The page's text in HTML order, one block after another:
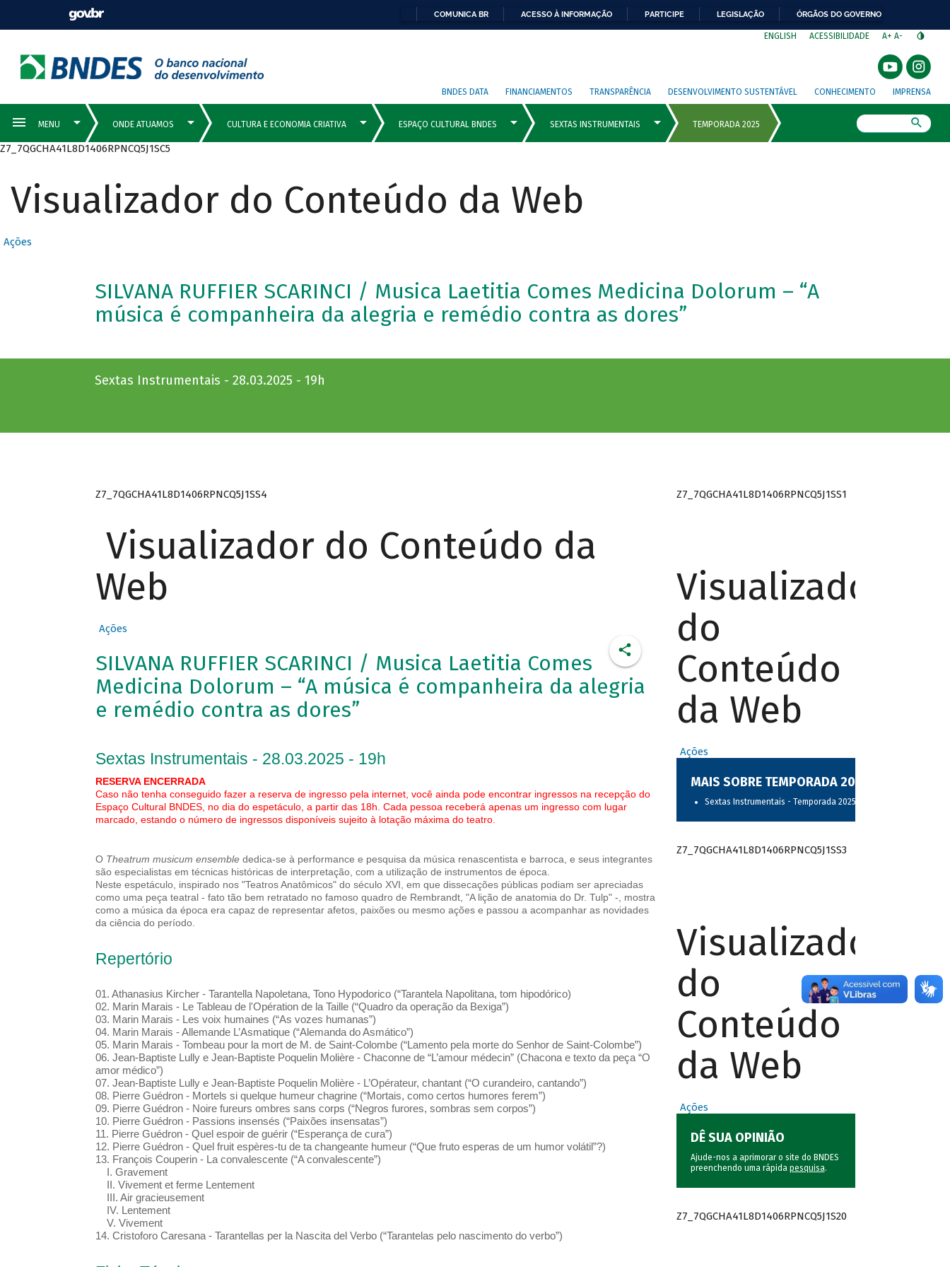
COMUNICA BR ACESSO À INFORMAÇÃO PARTICIPE LEGISLAÇÃO ÓRGÃOS DO GOVERNO
ENGLISH ACESSIBILIDADE A+ A-
BNDES DATA FINANCIAMENTOS TRANSPARÊNCIA DESENVOLVIMENTO SUSTENTÁVEL CONHECIMENTO IMPRENSA
Z7_7QGCHA41L8D1406RPNCQ5J1SC5
Visualizador do Conteúdo da Web
Ações
SILVANA RUFFIER SCARINCI / Musica Laetitia Comes Medicina Dolorum – “A
música é companheira da alegria e remédio contra as dores”
Sextas Instrumentais - 28.03.2025 - 19h
Z7_7QGCHA41L8D1406RPNCQ5J1SS4
Visualizador do Conteúdo da
Web
Ações
SILVANA RUFFIER SCARINCI / Musica Laetitia Comes
Medicina Dolorum – “A música é companheira da alegria
e remédio contra as dores”
Sextas Instrumentais - 28.03.2025 - 19h
RESERVA ENCERRADA
Caso não tenha conseguido fazer a reserva de ingresso pela internet, você ainda pode encontrar ingressos na recepção do
Espaço Cultural BNDES, no dia do espetáculo, a partir das 18h. Cada pessoa receberá apenas um ingresso com lugar
marcado, estando o número de ingressos disponíveis sujeito à lotação máxima do teatro.
O Theatrum musicum ensemblededica-se à performance e pesquisa da música renascentista e barroca, e seus integrantes
são especialistas em técnicas históricas de interpretação, com a utilização de instrumentos de época.
Neste espetáculo, inspirado nos "Teatros Anatômicos" do século XVI, em que dissecações públicas podiam ser apreciadas
como uma peça teatral - fato tão bem retratado no famoso quadro de Rembrandt, "A lição de anatomia do Dr. Tulp" -, mostra
como a música da época era capaz de representar afetos, paixões ou mesmo ações e passou a acompanhar as novidades
da ciência do período.
Repertório
01. Athanasius Kircher - Tarantella Napoletana, Tono Hypodorico (“Tarantela Napolitana, tom hipodórico)
02. Marin Marais - Le Tableau de l'Opération de la Taille (“Quadro da operação da Bexiga”)
03. Marin Marais - Les voix humaines (“As vozes humanas”)
04. Marin Marais - Allemande L’Asmatique (“Alemanda do Asmático”)
05. Marin Marais - Tombeau pour la mort de M. de Saint-Colombe (“Lamento pela morte do Senhor de Saint-Colombe”)
06. Jean-Baptiste Lully e Jean-Baptiste Poquelin Molière - Chaconne de “L’amour médecin” (Chacona e texto da peça “O
amor médico”)
07. Jean-Baptiste Lully e Jean-Baptiste Poquelin Molière - L’Opérateur, chantant (“O curandeiro, cantando”)
08. Pierre Guédron - Mortels si quelque humeur chagrine (“Mortais, como certos humores ferem”)
09. Pierre Guédron - Noire fureurs ombres sans corps (“Negros furores, sombras sem corpos”)
10. Pierre Guédron - Passions insensés (“Paixões insensatas”)
11. Pierre Guédron - Quel espoir de guérir (“Esperança de cura”)
12. Pierre Guédron - Quel fruit espères-tu de ta changeante humeur (“Que fruto esperas de um humor volátil”?)
13. François Couperin - La convalescente (“A convalescente”)
I. Gravement
II. Vivement et ferme Lentement
III. Air gracieusement
IV. Lentement
V. Vivement
14. Cristoforo Caresana - Tarantellas per la Nascita del Verbo (“Tarantelas pelo nascimento do verbo”)
Z7_7QGCHA41L8D1406RPNCQ5J1SS1
Visualizador
do
Conteúdo
da Web
Ações
MAIS SOBRE TEMPORADA 2025
Sextas Instrumentais - Temporada 2025
Z7_7QGCHA41L8D1406RPNCQ5J1SS3
Visualizador
do
Conteúdo
da Web
Ações
DÊ SUA OPINIÃO
Ajude-nos a aprimorar o site do BNDES
preenchendo uma rápida pesquisa.
Z7_7QGCHA41L8D1406RPNCQ5J1S20